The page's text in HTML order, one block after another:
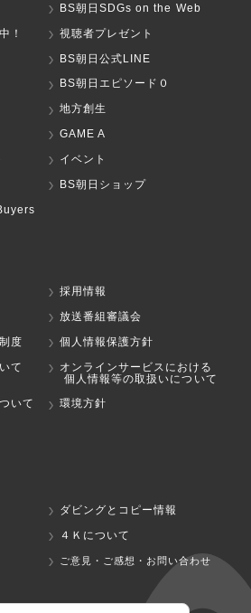
BS朝日SDGs on the Web
！
視聴者プレゼント
BS朝日公式LINE
BS朝日エピソード０
地方創生
GAME A
イベント
BS朝日ショップ
採用情報
放送番組審議会
度
個人情報保護方針
て
オンラインサービスにおける
個人情報等の取扱いについて
いて
環境方針
ダビングとコピー情報
４Ｋについて
ご意見・ご感想・お問い合わせ